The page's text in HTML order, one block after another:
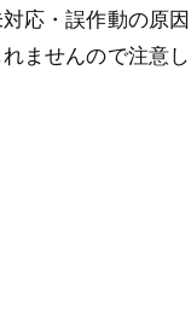
対応・誤作動の原
れませんので注意し